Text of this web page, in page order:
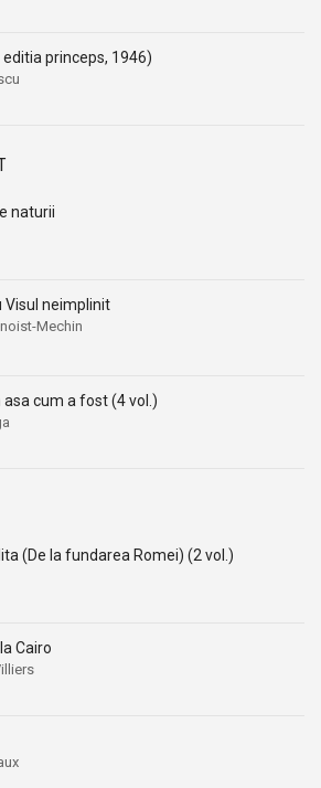
editia princeps, 1946)
naturii
Visul neimplinit
Mechin
asa cum a fost (4 vol.)
(De la fundarea Romei) (2 vol.)
Cairo